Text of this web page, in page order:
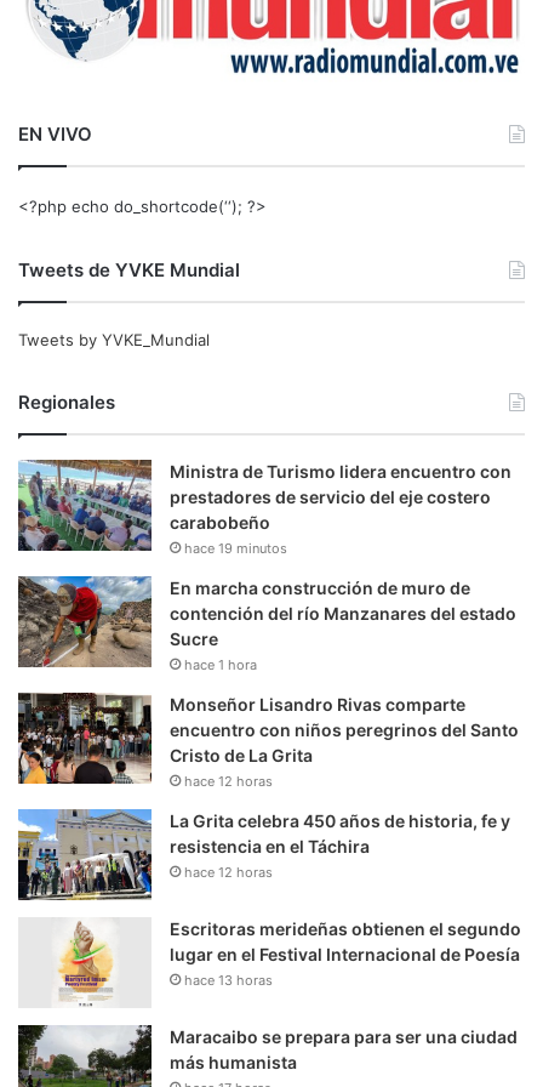
EN VIVO
<?php echo do_shortcode(‘‘); ?>
Tweets de YVKE Mundial
Tweets by YVKE_Mundial
Regionales
Ministra de Turismo lidera encuentro con
prestadores de servicio del eje costero
carabobeño
hace 19 minutos
En marcha construcción de muro de
contención del río Manzanares del estado
Sucre
hace 1 hora
Monseñor Lisandro Rivas comparte
encuentro con niños peregrinos del Santo
Cristo de La Grita
hace 12 horas
La Grita celebra 450 años de historia, fe y
resistencia en el Táchira
hace 12 horas
Escritoras merideñas obtienen el segundo
lugar en el Festival Internacional de Poesía
hace 13 horas
Maracaibo se prepara para ser una ciudad
más humanista